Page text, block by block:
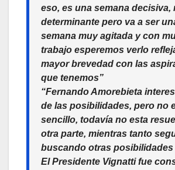
eso, es una semana decisiva,
determinante pero va a ser
semana muy agitada y con
trabajo esperemos verlo
mayor brevedad con las
que tenemos”
“Fernando Amorebieta
de las posibilidades, pero no
sencillo, todavía no esta
otra parte, mientras tanto
buscando otras posibilidades
El Presidente Vignatti fue